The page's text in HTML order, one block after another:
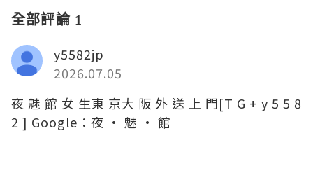
全部評論 1
y5582jp
2026.07.05
夜 魅 館 女 生東 京大 阪 外 送 上 門[T G + y 5 5 8
2 ] Google：夜 · 魅 · 館